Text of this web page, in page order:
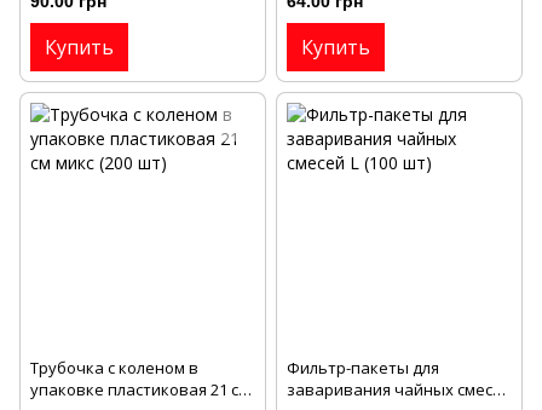
Купить Купить
Трубочка с коленом в
упаковке пластиковая 21 см
Фильтр-пакеты для
заваривания чайных смесей